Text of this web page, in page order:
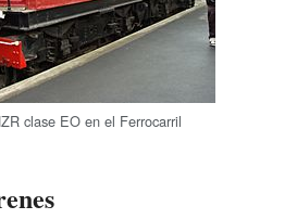
clase EO en el Ferrocarril